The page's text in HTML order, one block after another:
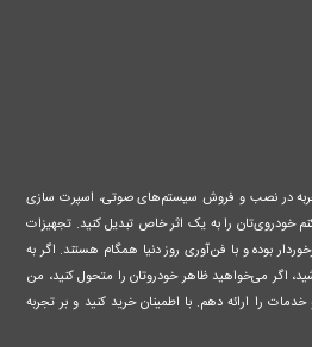
در نصب و فروش سیستم‌های صوتی، اسپرت سازی
خودروی‌تان را به یک اثر خاص تبدیل کنید. تجهیزات
بوده و با فن‌آوری روز دنیا همگام هستند. اگر به
اگر می‌خواهید ظاهر خودروتان را متحول کنید، من
را ارائه دهم. با اطمینان خرید کنید و بر تجربه